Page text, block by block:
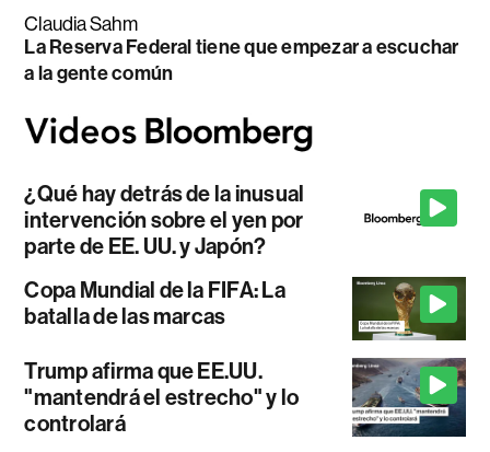
Claudia Sahm
La Reserva Federal tiene que empezar a escuchar
a la gente común
¿Qué hay detrás de la inusual
intervención sobre el yen por
parte de EE. UU. y Japón?
Copa Mundial de la FIFA: La
batalla de las marcas
Trump afirma que EE.UU.
"mantendrá el estrecho" y lo
controlará